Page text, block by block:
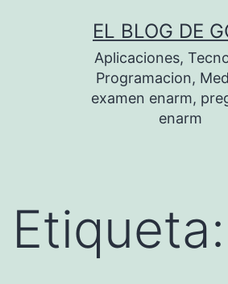
EL BLOG DE
Aplicaciones,
Programacion,
examen enarm,
enarm
Etiqueta: